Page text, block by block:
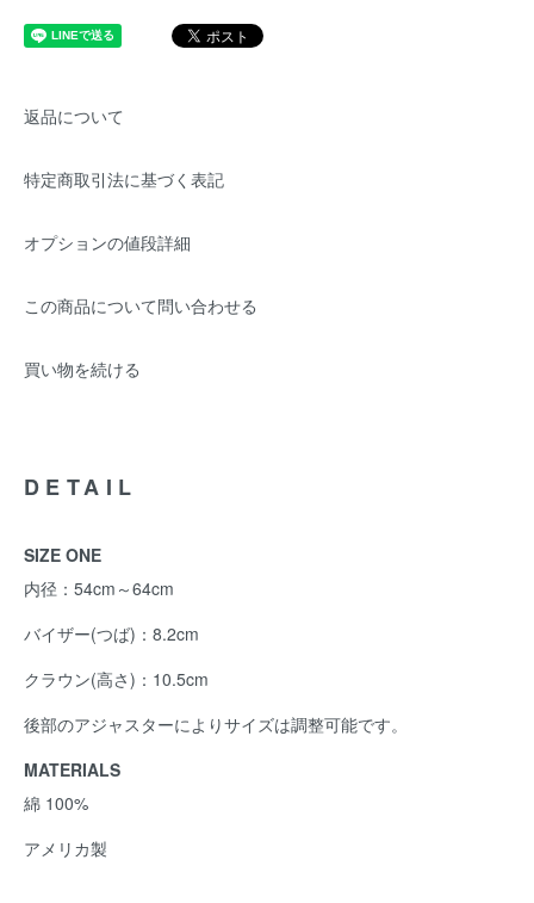
返品について
特定商取引法に基づく表記
オプションの値段詳細
この商品について問い合わせる
買い物を続ける
DETAIL
SIZE ONE
内径：54cm～64cm
バイザー(つば)：8.2cm
クラウン(高さ)：10.5cm
後部のアジャスターによりサイズは調整可能です。
MATERIALS
綿 100%
アメリカ製